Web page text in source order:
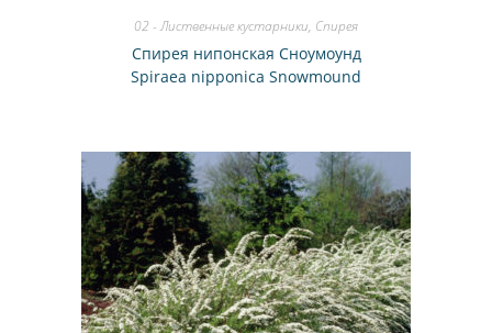
02 - Лиственные кустарники, Спирея
Спирея нипонская Сноумоунд
Spiraea nipponica Snowmound